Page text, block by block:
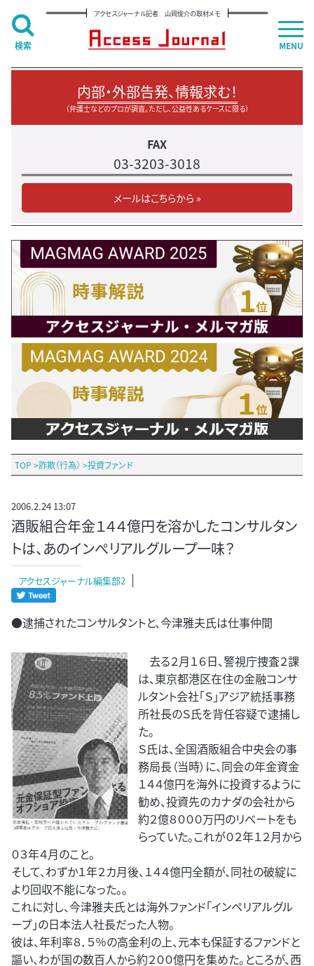
アクセスジャーナル記者 山岡俊介の取材メモ
内部・外部告発、情報求む！
（弁護士などのプロが調査。ただし、公益性あるケースに限る）
FAX
03-3203-3018
メールはこちらから »
TOP >詐欺（行為） >投資ファンド
2006.2.24 13:07
酒販組合年金１４４億円を溶かしたコンサルタン
トは、あのインぺリアルグループ一味？
アクセスジャーナル編集部2
●逮捕されたコンサルタントと、今津雅夫氏は仕事仲間
去る２月１６日、警視庁捜査２課
は、東京都港区在住の金融コンサ
ルタント会社「Ｓ」アジア統括事務
所社長のＳ氏を背任容疑で逮捕し
た。
Ｓ氏は、全国酒販組合中央会の事
務局長（当時）に、同会の年金資金
１４４億円を海外に投資するように
勧め、投資先のカナダの会社から
約２億８０００万円のリベートをも
らっていた。これが０２年１２月から
０３年４月のこと。
そして、わずか１年２カ月後、１４４億円全額が、同社の破綻に
より回収不能になった。。
これに対し、今津雅夫氏とは海外ファンド「インペリアルグル
ープ」の日本法人社長だった人物。
彼は、年利率８．５％の高金利の上、元本も保証するファンドと
謳い、わが国の数百人から約２００億円を集めた。ところが、西
MENU
検索